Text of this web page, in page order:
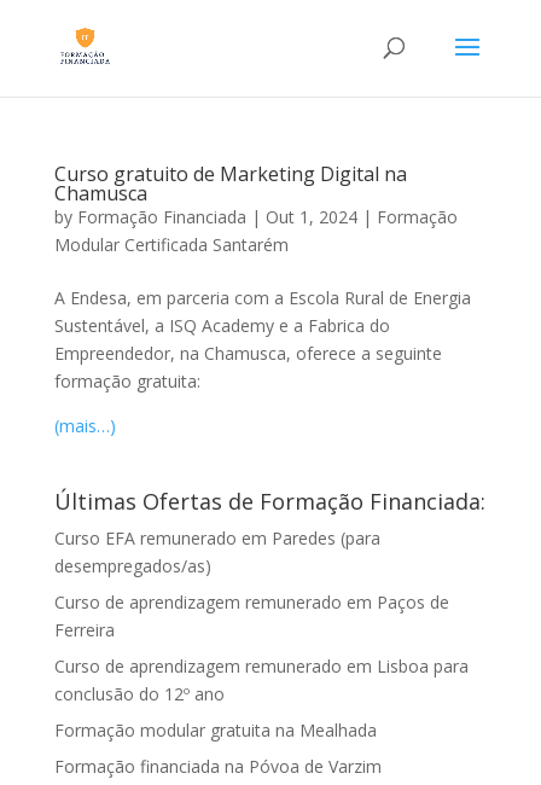
Curso gratuito de Marketing Digital na
Chamusca
by Formação Financiada | Out 1, 2024| Formação
Modular Certificada Santarém
A Endesa, em parceria com a Escola Rural de Energia
Sustentável, a ISQ Academy e a Fabrica do
Empreendedor, na Chamusca, oferece a seguinte
formação gratuita:
(mais…)
Últimas Ofertas de Formação Financiada:
Curso EFA remunerado em Paredes (para
desempregados/as)
Curso de aprendizagem remunerado em Paços de
Ferreira
Curso de aprendizagem remunerado em Lisboa para
conclusão do 12º ano
Formação modular gratuita na Mealhada
Formação financiada na Póvoa de Varzim